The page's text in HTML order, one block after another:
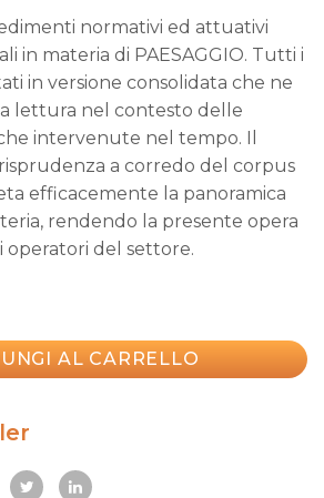
normativi ed attuativi
in materia di PAESAGGIO. Tutti i
in versione consolidata che ne
lettura nel contesto delle
intervenute nel tempo. Il
a corredo del corpus
efficacemente la panoramica
rendendo la presente opera
operatori del settore.
AL CARRELLO